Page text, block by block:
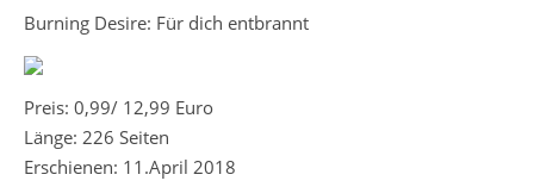
Burning Desire: Für dich entbrannt
Preis: 0,99/ 12,99 Euro
Länge: 226 Seiten
Erschienen: 11.April 2018